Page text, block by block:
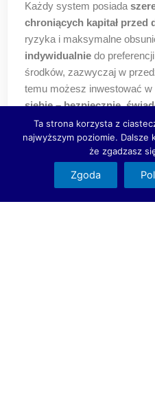
Każdy system posiada
chroniących kapitał przed
ryzyka i maksymalne
indywidualnie do
środków, zazwyczaj w
temu możesz inwestować w
siebie – bezpiecznie,
Jak rozpocząć
Ta strona korzysta z
najwyższym poziomie.
że zgadzasz
Zgoda